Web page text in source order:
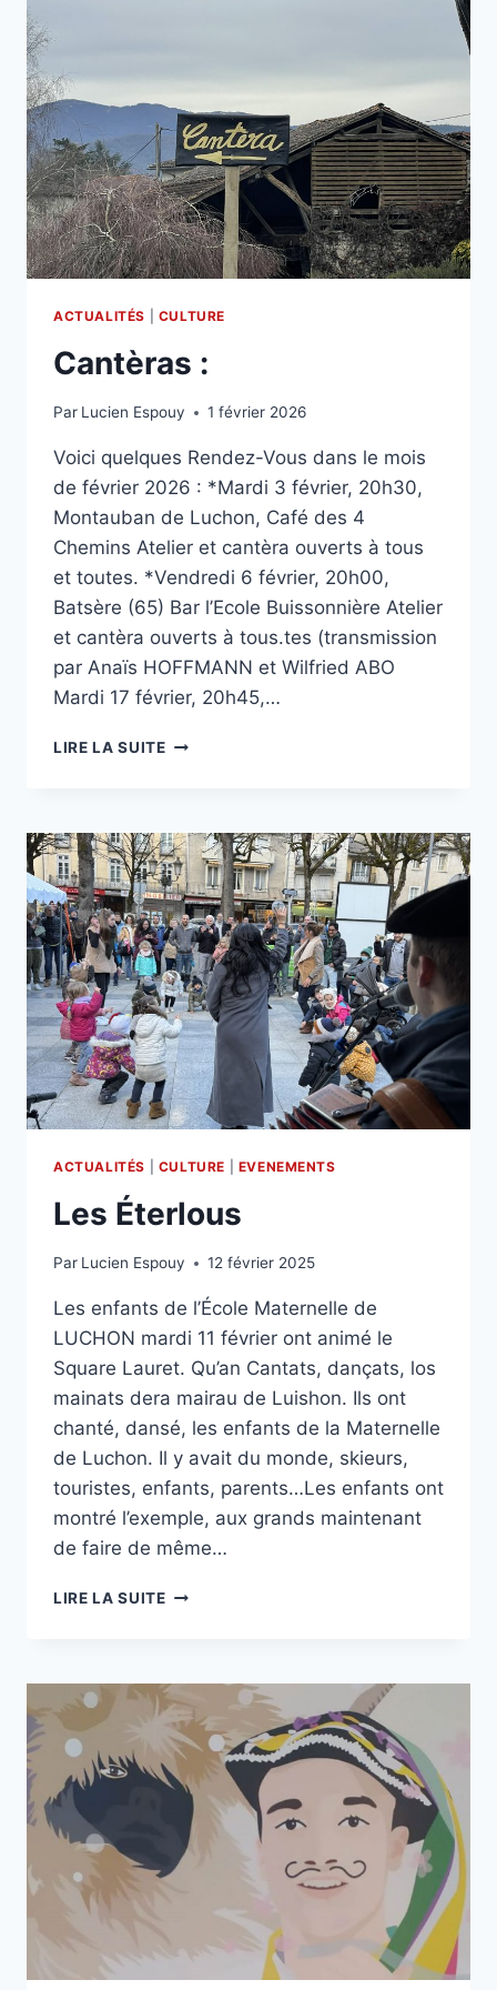
ACTUALITÉS CULTURE
Cantèras :
Par Lucien Espouy 1 février 2026
Voici quelques Rendez-Vous dans le mois
de février 2026 : *Mardi 3 février, 20h30,
Montauban de Luchon, Café des 4
Chemins Atelier et cantèra ouverts à tous
et toutes. *Vendredi 6 février, 20h00,
Batsère (65) Bar l’Ecole Buissonnière Atelier
et cantèra ouverts à tous.tes (transmission
par Anaïs HOFFMANN et Wilfried ABO
Mardi 17 février, 20h45,…
LIRE LA SUITECANTÈRAS
ACTUALITÉS CULTURE EVENEMENTS
Les Éterlous
Par Lucien Espouy 12 février 2025
Les enfants de l’École Maternelle de
LUCHON mardi 11 février ont animé le
Square Lauret. Qu’an Cantats, dançats, los
mainats dera mairau de Luishon. Ils ont
chanté, dansé, les enfants de la Maternelle
de Luchon. Il y avait du monde, skieurs,
touristes, enfants, parents…Les enfants ont
montré l’exemple, aux grands maintenant
de faire de même…
LIRE LA SUITELES